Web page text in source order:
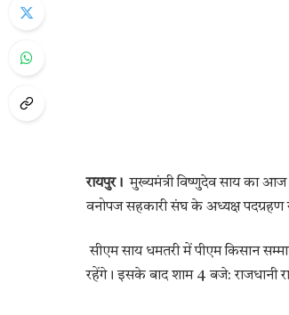
रायपुर। मुख्यमंत्री विष्णुदेव साय का
वनोपज सहकारी संघ के अध्यक्ष पदग्रहण
सीएम साय धमतरी में पीएम किसान
रहेंगे। इसके बाद शाम 4 बजे: राजधानी